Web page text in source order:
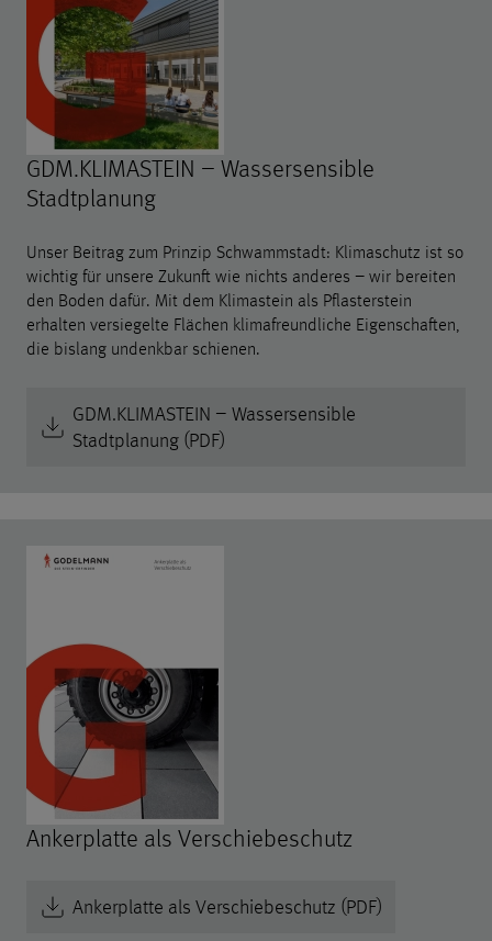
GDM.KLIMASTEIN – Wassersensible
Stadtplanung
Unser Beitrag zum Prinzip Schwammstadt: Klimaschutz ist so
wichtig für unsere Zukunft wie nichts anderes – wir bereiten
den Boden dafür. Mit dem Klimastein als Pflasterstein
erhalten versiegelte Flächen klimafreundliche Eigenschaften,
die bislang undenkbar schienen.
GDM.KLIMASTEIN – Wassersensible
Stadtplanung (PDF)
Ankerplatte als Verschiebeschutz
Ankerplatte als Verschiebeschutz (PDF)